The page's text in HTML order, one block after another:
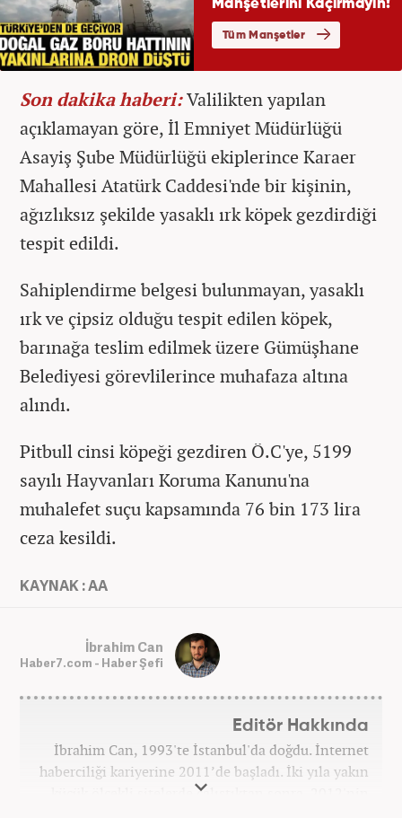
Son dakika haberi:Valilikten yapılan
açıklamayan göre, İl Emniyet Müdürlüğü
Asayiş Şube Müdürlüğü ekiplerince Karaer
Mahallesi Atatürk Caddesi'nde bir kişinin,
ağızlıksız şekilde yasaklı ırk köpek gezdirdiği
tespit edildi.
Sahiplendirme belgesi bulunmayan, yasaklı
ırk ve çipsiz olduğu tespit edilen köpek,
barınağa teslim edilmek üzere Gümüşhane
Belediyesi görevlilerince muhafaza altına
alındı.
Pitbull cinsi köpeği gezdiren Ö.C'ye, 5199
sayılı Hayvanları Koruma Kanunu'na
muhalefet suçu kapsamında 76 bin 173 lira
ceza kesildi.
KAYNAK : AA
İbrahim Can
Haber7.com - Haber Şefi
Editör Hakkında
İbrahim Can, 1993'te İstanbul'da doğdu. İnternet
haberciliği kariyerine 2011’de başladı. İki yıla yakın
küçük ölçekli sitelerde çalıştıktan sonra, 2012'nin